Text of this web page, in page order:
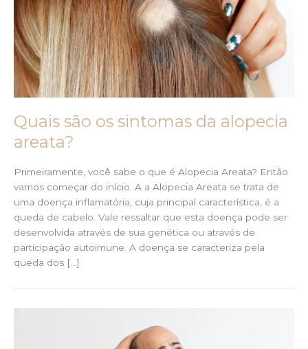
Quais são os sintomas da alopecia
areata?
Primeiramente, você sabe o que é Alopecia Areata? Então
vamos começar do início. A a Alopecia Areata se trata de
uma doença inflamatória, cuja principal característica, é a
queda de cabelo. Vale ressaltar que esta doença pode ser
desenvolvida através de sua genética ou através de
participação autoimune. A doença se caracteriza pela
queda dos […]